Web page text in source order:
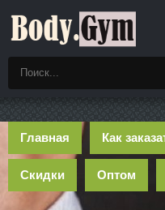
Главная Как
Скидки Оптом